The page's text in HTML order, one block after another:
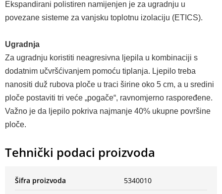
Ekspandirani polistiren namijenjen je za ugradnju u
povezane sisteme za vanjsku toplotnu izolaciju (ETICS).
Ugradnja
Za ugradnju koristiti neagresivna ljepila u kombinaciji s
dodatnim učvršćivanjem pomoću tiplanja. Ljepilo treba
nanositi duž rubova ploče u traci širine oko 5 cm, a u sredini
ploče postaviti tri veće „pogače“, ravnomjerno raspoređene.
Važno je da ljepilo pokriva najmanje 40% ukupne površine
ploče.
Tehnički podaci proizvoda
Šifra proizvoda 5340010